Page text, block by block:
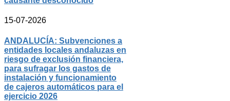
15-07-2026
ANDALUCÍA: Subvenciones a
entidades locales andaluzas en
riesgo de exclusión financiera,
para sufragar los gastos de
instalación y funcionamiento
de cajeros automáticos para el
ejercicio 2026